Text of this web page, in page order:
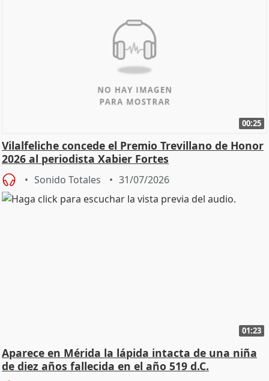
00:25
Vilalfeliche concede el Premio Trevillano de Honor
2026 al periodista Xabier Fortes
Sonido Totales 31/07/2026
01:23
Aparece en Mérida la lápida intacta de una niña
de diez años fallecida en el año 519 d.C.